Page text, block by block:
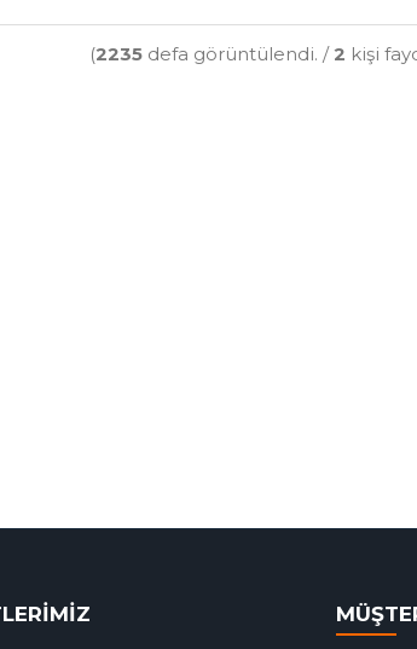
(2235 defa görüntülendi. /2 kişi